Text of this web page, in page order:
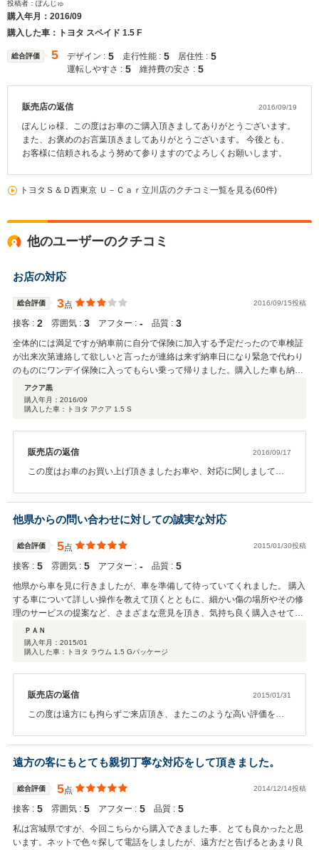
投稿者：ぽんじゅ
購入年月： 2016/09
購入した車：トヨタ スペイド 1.5 F
総合評価 5 デザイン : 5 走行性能 : 5 居住性 : 5
運転しやすさ : 5 維持費の安さ : 5
販売店の返信 2016/09/19
ぽんじゅ様、この度はお車のご購入頂きましてありがとうございます。
また、お褒めのお言葉頂きましてありがとうございます。 今後とも、
お客様に信頼されるよう努めて参りますのでよろしくお願いします。
トヨタＳ＆Ｄ西東京 Ｕ－Ｃａｒ立川店のクチコミ一覧を見る(60件)
他のユーザーのクチコミ
お店の対応
総合評価 3点 2016/09/15投稿
接客 : 2 雰囲気 : 3 アフター : ‐ 品質 : 3
全体的には満足ですが納車前に自分で保険に加入する予定だったので車検証
が出来次第連絡して欲しいと言ったが連絡は来ず納車日になり緊急で代わり
のものにワンデイ保険に入ってもらい乗って帰りました。購入した車も納車
日にカーナビの不良に気づき修理になり下取りに出した車の代金も納車から
5日後の振込とのことでしたが振り込まれず翌日になりました。 トヨタのデ
ィーラーだからと安心していましたが対応に対しては不満ばかりでした。 整
アクア黒
購入年月： 2016/09
購入した車：トヨタ アクア 1.5 S
販売店の返信 2016/09/17
この度はお車のお買い上げ頂きましたお車や、対応に関しましてご
りサポートさせて頂きたいと思いますので、何卒よろしくお願い致
します。
他県からの問い合わせに対しての誠実な対応
総合評価 5点 2015/01/30投稿
接客 : 5 雰囲気 : 5 アフター : ‐ 品質 : 5
他県から車を見に行きましたが、車を準備して待っていてくれました。 購入
する車について詳しい操作を教えて頂くとともに、細かい傷の場所やその修
理のサービスの提案など、さまざまな意見を頂き、気持ち良く購入させて頂
きました。
ＰＡＮ
購入年月： 2015/01
購入した車：トヨタ ラウム 1.5 Gパッケージ
販売店の返信 2015/01/31
この度は遠方にも拘らずご来店頂き、またこのような高い評価をい
変恐縮ですが、しっかり準備させていただきますので、今しばらく
お待ち下さい。 今後とも、どうぞ宜しくお願い致します！
遠方の客にもとても親切丁寧な対応をして頂きました。
総合評価 5点 2014/12/14投稿
接客 : 5 雰囲気 : 5 アフター : 5 品質 : 5
私は宮城県ですが、今回こちらから購入できました事、とても良かったと思
います。ネットで色々探して電話をしましたが、遠方だと告げるとあまり良